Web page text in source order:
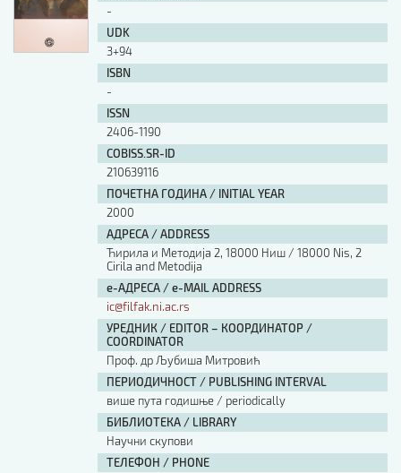
-
UDK
3+94
ISBN
-
ISSN
2406-1190
COBISS.SR-ID
210639116
ПОЧЕТНА ГОДИНА / INITIAL YEAR
2000
АДРЕСА / ADDRESS
Ћирила и Методија 2, 18000 Ниш / 18000 Nis, 2
Cirila and Metodija
е-АДРЕСА / e-MAIL ADDRESS
ic@filfak.ni.ac.rs
УРЕДНИК / EDITOR – КООРДИНАТОР /
COORDINATOR
Проф. др Љубиша Митровић
ПЕРИОДИЧНОСТ / PUBLISHING INTERVAL
више пута годишње / periodically
БИБЛИОТЕКА / LIBRARY
Научни скупови
ТЕЛЕФОН / PHONE